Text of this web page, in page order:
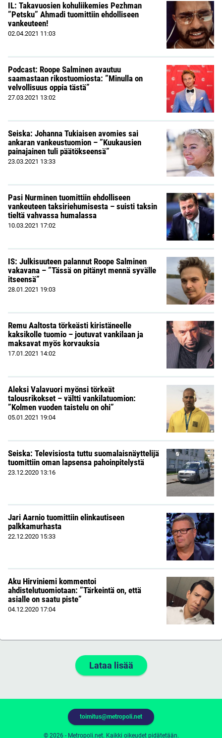
IL: Takavuosien kohuliikemies Pezhman
”Petsku” Ahmadi tuomittiin ehdolliseen
vankeuteen!
02.04.2021 11:03
Podcast: Roope Salminen avautuu
saamastaan rikostuomiosta: ”Minulla on
velvollisuus oppia tästä”
27.03.2021 13:02
Seiska: Johanna Tukiaisen avomies sai
ankaran vankeustuomion – ”Kuukausien
painajainen tuli päätökseensä”
23.03.2021 13:33
Pasi Nurminen tuomittiin ehdolliseen
vankeuteen taksiriehumisesta – suisti taksin
tieltä vahvassa humalassa
10.03.2021 17:02
IS: Julkisuuteen palannut Roope Salminen
vakavana – ”Tässä on pitänyt mennä syvälle
itseensä”
28.01.2021 19:03
Remu Aaltosta törkeästi kiristäneelle
kaksikolle tuomio – joutuvat vankilaan ja
maksavat myös korvauksia
17.01.2021 14:02
Aleksi Valavuori myönsi törkeät
talousrikokset – vältti vankilatuomion:
”Kolmen vuoden taistelu on ohi”
05.01.2021 19:04
Seiska: Televisiosta tuttu suomalaisnäyttelijä
tuomittiin oman lapsensa pahoinpitelystä
23.12.2020 13:16
Jari Aarnio tuomittiin elinkautiseen
palkkamurhasta
22.12.2020 15:33
Aku Hirviniemi kommentoi
ahdistelutuomiotaan: ”Tärkeintä on, että
asialle on saatu piste”
04.12.2020 17:04
Lataa lisää
© 2026 - Metropoli.net. Kaikki oikeudet pidätetään.
toimitus@metropoli.net